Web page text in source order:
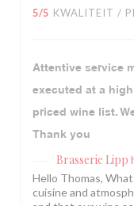
5/5 KWALITEIT /
Attentive service
executed at a
priced wine list.
Thank you
Brasserie Lipp
Hello Thomas,
cuisine and